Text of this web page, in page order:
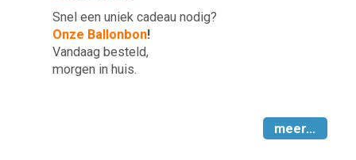
Snel een uniek cadeau nodig?
Onze Ballonbon!
Vandaag besteld,
morgen in huis.
meer...